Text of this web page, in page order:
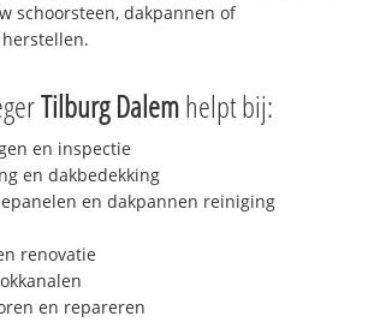
schoorsteen, dakpannen of
Tilburg Dalemhelpt bij:
en inspectie
en dakbedekking
en dakpannen reiniging
renovatie
en repareren